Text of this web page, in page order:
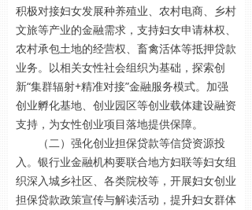
积极对接妇女发展种养殖业、农村电商、乡村
文旅等产业的金融需求，支持妇女申请林权、
农村承包土地的经营权、畜禽活体等抵押贷款
业务。以相关女性社会组织为基础，探索创
新“集群辐射+精准对接”金融服务模式。加强
创业孵化基地、创业园区等创业载体建设融资
支持，为女性创业项目落地提供保障。
（二）强化创业担保贷款等信贷资源投
入。银行业金融机构要联合地方妇联等妇女组
织深入城乡社区、各类院校等，开展妇女创业
担保贷款政策宣传与解读活动，提升妇女群体